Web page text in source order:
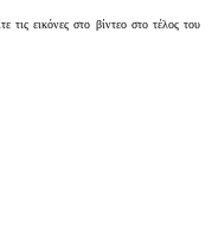
τις εικόνες στο βίντεο στο τέλος του